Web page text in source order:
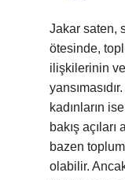
Jakar saten,
ötesinde,
ilişkilerinin
kadınların
bakış
bazen
olabilir.